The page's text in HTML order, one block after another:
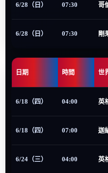
6/28（日） 07:30 哥
6/28（日） 07:30 剛
日期 時間 世
6/18（四） 04:00 英
6/18（四） 07:00 迦
6/24（三） 04:00 英